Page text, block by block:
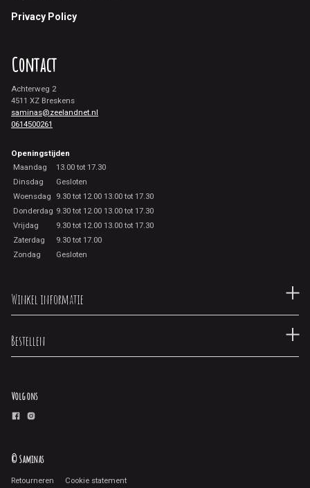
Privacy Policy
Contact
Achterweg 2
4511 XZ Breskens
saminas@zeelandnet.nl
0614500261
Openingstijden
Maandag
13.00 tot 17.30
Dinsdag
Gesloten
Woensdag
9.30 tot 12.00 13.00 tot 17.30
Donderdag 9.30 tot 12.00 13.00 tot 17.30
Vrijdag
9.30 tot 12.00 13.00 tot 17.30
Zaterdag
9.30 tot 17.00
Zondag
Gesloten
Winkel informatie
Bestellen
Volg ons
© Saminas
Retourneren Cookie statement